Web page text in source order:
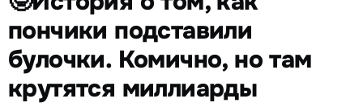
пончики подставили
булочки. Комично, но там
крутятся миллиарды